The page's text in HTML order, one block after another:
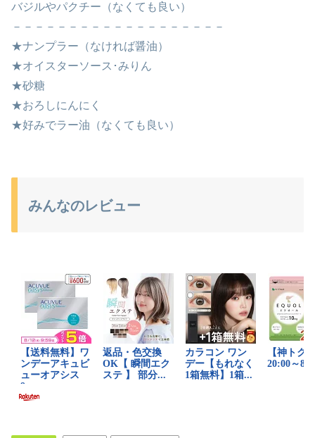
バジルやパクチー（なくても良い）
－－－－－－－－－－－－－－－－－－－
★ナンプラー（なければ醤油）
★オイスターソース･みりん
★砂糖
★おろしにんにく
★好みでラー油（なくても良い）
みんなのレビュー